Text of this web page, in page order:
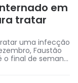
em
tratar
uma infecção
Faustão
final de semana,
da família